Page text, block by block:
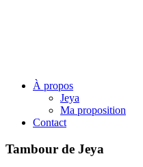
Menu
Skip
À propos
Jeya
Ma proposition
Contact
Tambour de Jeya